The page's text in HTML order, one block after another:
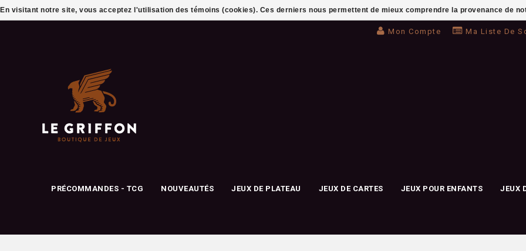
Mon Compte Ma Liste De
PRÉCOMMANDES - TCG NOUVEAUTÉS JEUX DE PLATEAU JEUX DE CARTES JEUX POUR ENFANTS JEUX
En visitant notre site, vous acceptez l'utilisation des témoins (cookies). Ces derniers nous permettent de mieux comprendre la provenance de